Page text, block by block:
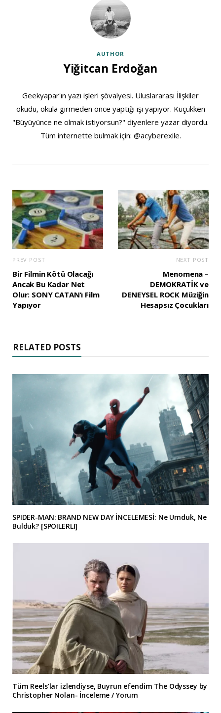
AUTHOR
Yiğitcan Erdoğan
Geekyapar'ın yazı işleri şövalyesi. Uluslararası İlişkiler
okudu, okula girmeden önce yaptığı işi yapıyor. Küçükken
"Büyüyünce ne olmak istiyorsun?" diyenlere yazar diyordu.
Tüm internette bulmak için: @acyberexile.
PREV POST
Bir Filmin Kötü Olacağı
Ancak Bu Kadar Net
Olur: SONY CATAN’ı Film
Yapıyor
NEXT POST
Menomena –
DEMOKRATİK ve
DENEYSEL ROCK Müziğin
Hesapsız Çocukları
RELATED POSTS
SPIDER-MAN: BRAND NEW DAY İNCELEMESİ: Ne Umduk, Ne
Bulduk? [SPOILERLI]
Tüm Reels’lar izlendiyse, Buyrun efendim The Odyssey by
Christopher Nolan- İnceleme / Yorum